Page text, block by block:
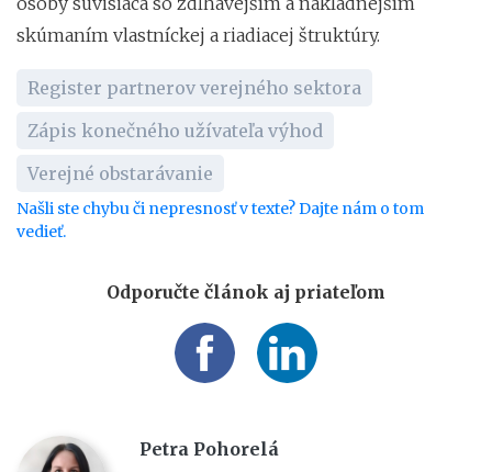
skúmaním vlastníckej a riadiacej štruktúry.
Register partnerov verejného sektora
Zápis konečného užívateľa výhod
Verejné obstarávanie
Našli ste chybu či nepresnosť v texte? Dajte nám o tom
vedieť.
Odporučte článok aj priateľom
Petra Pohorelá